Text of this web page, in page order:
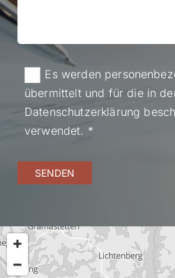
Es werden
übermittelt und für die in
Datenschutzerklärung
verwendet. *